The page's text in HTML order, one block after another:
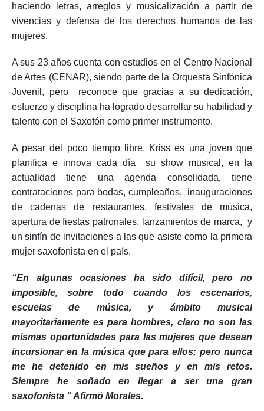
haciendo letras, arreglos y musicalización a partir de
vivencias y defensa de los derechos humanos de las
mujeres.
A sus 23 años cuenta con estudios en el Centro Nacional
de Artes (CENAR), siendo parte de la Orquesta Sinfónica
Juvenil, pero reconoce que gracias a su dedicación,
esfuerzo y disciplina ha logrado desarrollar su habilidad y
talento con el Saxofón como primer instrumento.
A pesar del poco tiempo libre, Kriss es una joven que
planifica e innova cada día su show musical, en la
actualidad tiene una agenda consolidada, tiene
contrataciones para bodas, cumpleaños, inauguraciones
de cadenas de restaurantes, festivales de música,
apertura de fiestas patronales, lanzamientos de marca, y
un sinfín de invitaciones a las que asiste como la primera
mujer saxofonista en el país.
“En algunas ocasiones ha sido difícil, pero no
imposible, sobre todo cuando los escenarios,
escuelas de música, y ámbito musical
mayoritariamente es para hombres, claro no son las
mismas oportunidades para las mujeres que desean
incursionar en la música que para ellos; pero nunca
me he detenido en mis sueños y en mis retos.
Siempre he soñado en llegar a ser una gran
saxofonista “ Afirmó Morales.